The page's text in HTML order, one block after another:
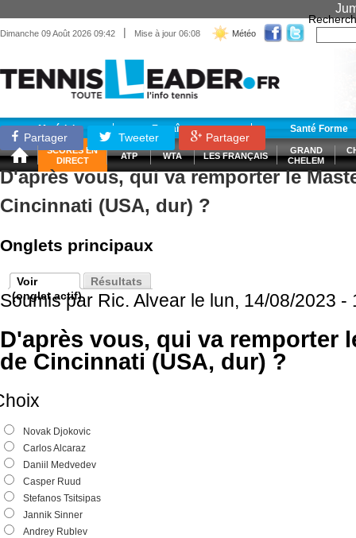
Dimanche 09 Août 2026 09:42 | Mise à jour 06:08 Météo
Matériel Entraînement Santé Forme
SCORES EN
DIRECT
ATP WTA LES FRANÇAIS
GRAND
CHELEM
Partager Tweeter Partager
D'après vous, qui va remporter le
Cincinnati (USA, dur) ?
Onglets principaux
Voir
(onglet actif)
Résultats
Soumis par Ric. Alvear le lun, 14/08/2023 -
D'après vous, qui va remporter
de Cincinnati (USA, dur) ?
Novak Djokovic
Carlos Alcaraz
Daniil Medvedev
Casper Ruud
Stefanos Tsitsipas
Jannik Sinner
Andrey Rublev